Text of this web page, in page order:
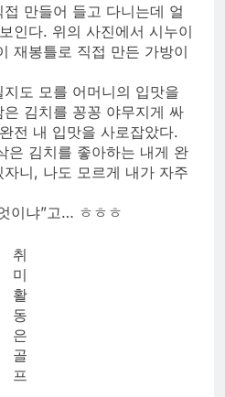
만들어 들고 다니는데 얼
인다. 위의 사진에서 시누이
재봉틀로 직접 만든 가방이
도 모를 어머니의 입맛을
김치를 꽁꽁 야무지게 싸
전 내 입맛을 사로잡았다.
은 김치를 좋아하는 내게 완
니, 나도 모르게 내가 자주
이냐”고… ㅎㅎㅎ
취
미
활
동
은
골
프